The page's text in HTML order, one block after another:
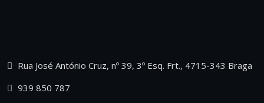
Rua José António Cruz, nº 39, 3º Esq. Frt., 4715-343 Braga
939 850 787